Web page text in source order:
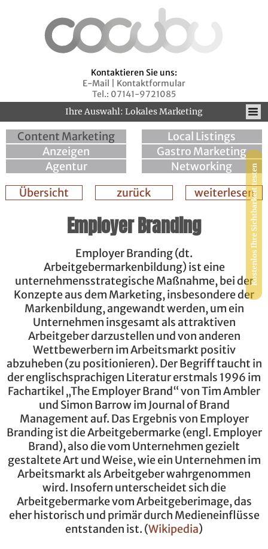
Kontaktieren Sie uns:
E-Mail
Kontaktformular
Tel.: 07141-9721085
Ihre Auswahl: Lokales Marketing
Content Marketing
Local Listings
Anzeigen
Gastro Marketing
Agentur
Networking
Übersicht
zurück weiterlesen
Employer Branding
Employer Branding (dt.
Arbeitgebermarkenbildung) ist eine
unternehmensstrategische Maßnahme, bei der
Konzepte aus dem Marketing, insbesondere der
Markenbildung, angewandt werden, um ein
Unternehmen insgesamt als attraktiven
Arbeitgeber darzustellen und von anderen
Wettbewerbern im Arbeitsmarkt positiv
abzuheben (zu positionieren). Der Begriff taucht in
der englischsprachigen Literatur erstmals 1996 im
Fachartikel „The Employer Brand“ von Tim Ambler
und Simon Barrow im Journal of Brand
Management auf. Das Ergebnis von Employer
Branding ist die Arbeitgebermarke (engl. Employer
Brand), also die vom Unternehmen gezielt
gestaltete Art und Weise, wie ein Unternehmen im
Arbeitsmarkt als Arbeitgeber wahrgenommen
wird. Insofern unterscheidet sich die
Arbeitgebermarke vom Arbeitgeberimage, das
eher historisch und primär durch Medieneinflüsse
entstanden ist. (Wikipedia)